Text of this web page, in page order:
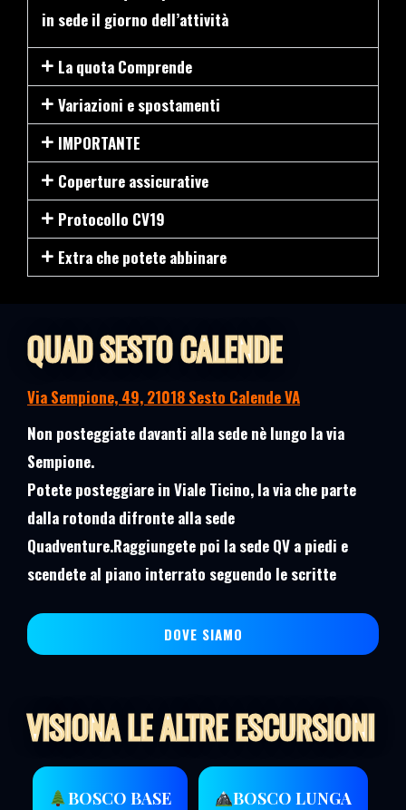
in sede il giorno dell’attività
La quota Comprende
Variazioni e spostamenti
IMPORTANTE
Coperture assicurative
Protocollo CV19
Extra che potete abbinare
QUAD SESTO CALENDE
Via Sempione, 49, 21018 Sesto Calende VA
Non posteggiate davanti alla sede nè lungo la via
Sempione.
Potete posteggiare in Viale Ticino, la via che parte
dalla rotonda difronte alla sede
Quadventure.Raggiungete poi la sede QV a piedi e
scendete al piano interrato seguendo le scritte
DOVE SIAMO
VISIONA LE ALTRE ESCURSIONI
BOSCO BASE BOSCO LUNGA